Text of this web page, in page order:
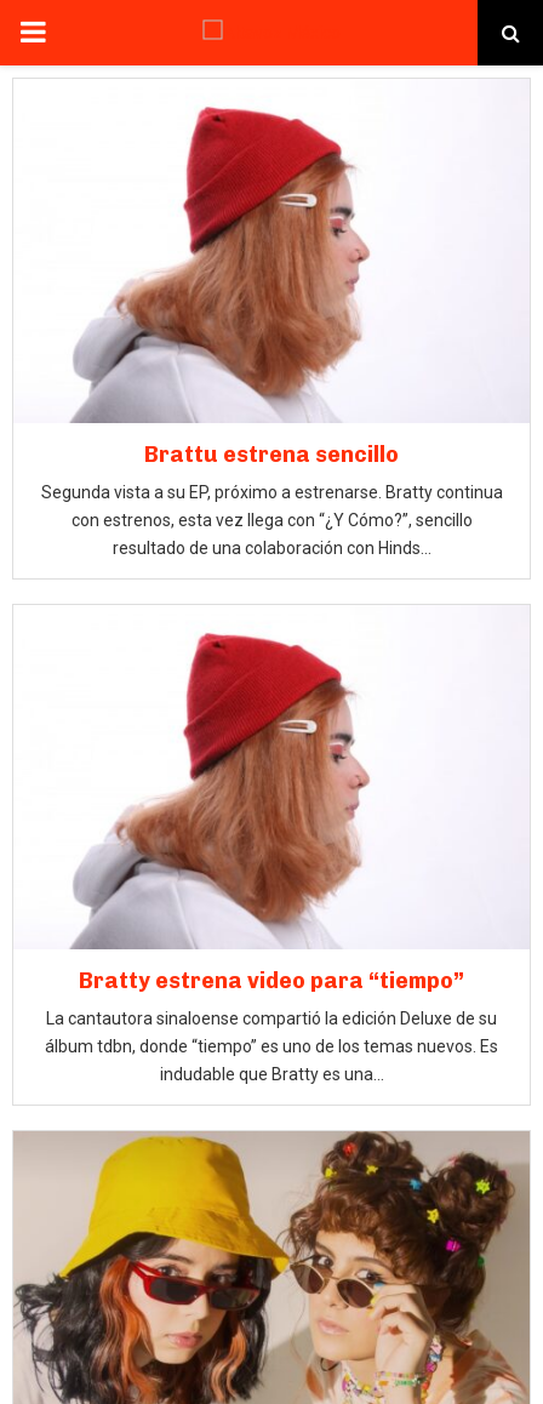
PRIMARY
Brattu estrena sencillo
Segunda vista a su EP, próximo a estrenarse. Bratty continua
con estrenos, esta vez llega con “¿Y Cómo?”, sencillo
resultado de una colaboración con Hinds...
Bratty estrena video para “tiempo”
La cantautora sinaloense compartió la edición Deluxe de su
álbum tdbn, donde “tiempo” es uno de los temas nuevos. Es
indudable que Bratty es una...